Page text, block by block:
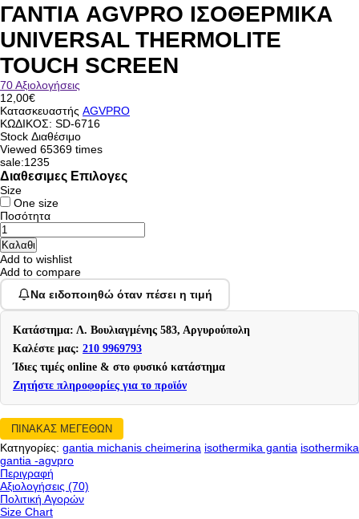
ΓΑΝΤΙΑ AGVPRO ΙΣΟΘΕΡΜΙΚΑ
UNIVERSAL THERMOLITE
TOUCH SCREEN
70 Αξιολογήσεις
12,00€
Κατασκευαστής AGVPRO
ΚΩΔΙΚΟΣ: SD-6716
Stock Διαθέσιμο
Viewed 65369 times
sale:1235
Διαθεσιμες Επιλογες
Size
One size
Ποσότητα
Add to wishlist
Add to compare
Να ειδοποιηθώ όταν πέσει η τιμή
Κατάστημα: Λ. Βουλιαγμένης 583, Αργυρούπολη
Καλέστε μας: 210 9969793
Ίδιες τιμές online & στο φυσικό κατάστημα
Ζητήστε πληροφορίες για το προϊόν
ΠΙΝΑΚΑΣ ΜΕΓΕΘΩΝ
Κατηγορίες: gantia michanis cheimerina isothermika gantia isothermika
gantia -agvpro
Περιγραφή
Αξιολογήσεις (70)
Πολιτική Αγορών
Size Chart